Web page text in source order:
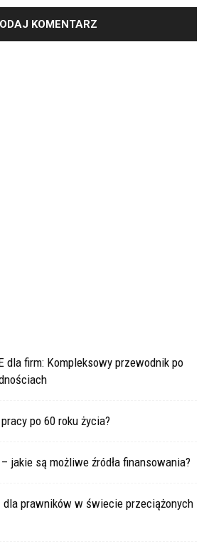
dla firm: Kompleksowy przewodnik po
po 60 roku życia?
jakie są możliwe źródła finansowania?
dla prawników w świecie przeciążonych